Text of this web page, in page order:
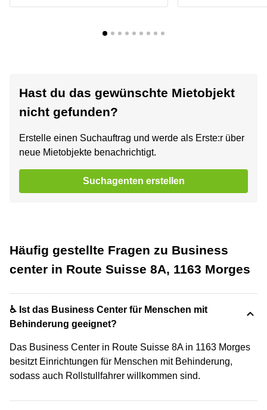
Hast du das gewünschte Mietobjekt
nicht gefunden?
Erstelle einen Suchauftrag und werde als Erste:r über
neue Mietobjekte benachrichtigt.
Suchagenten erstellen
Häufig gestellte Fragen zu Business
center in Route Suisse 8A, 1163 Morges
♿ Ist das Business Center für Menschen mit
Behinderung geeignet?
Das Business Center in Route Suisse 8A in 1163 Morges
besitzt Einrichtungen für Menschen mit Behinderung,
sodass auch Rollstullfahrer willkommen sind.